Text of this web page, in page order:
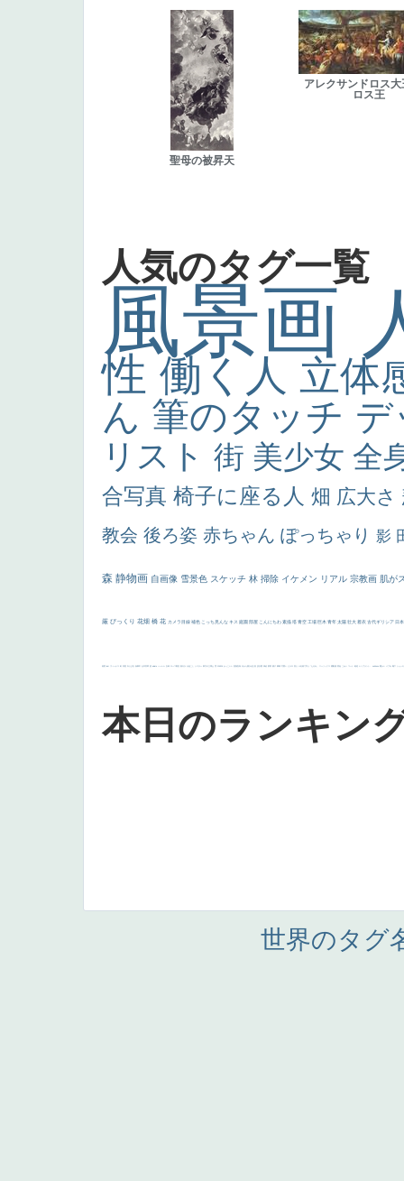
聖母の被昇天
アレクサンドロス大
ロス王
人気のタグ一覧
風景画
性 働く人 立体
ん 筆のタッチ
リスト 街 美少女 全
合写真 椅子に座る人 畑 広大さ
教会 後ろ姿 赤ちゃん ぽっちゃり 影
森 静物画 自画像 雪景色 スケッチ 林 掃除 イケメン リアル 宗教画 肌が
厳 びっくり 花畑 橋 花 カメラ目線 補色 こっち見んな キス 庭園 部屋 こんにちわ 素描 塔 青空 工場 巨木 青年 太陽 壮大 着衣 古代ギリシア 日
画質 last ヴィーナス 剣 白人少女 食事中 山本芳翠 麦 alciato ハーレム 女神 ローマ教皇 奥行き 火起こし シスター 東方の三博士 114514 かっこいい 受胎告知 天から覗き込む顔 設計図 挿絵 群衆 親子 裸婦 可愛い ピサロ ＃名画で学ぶ「たるみ」 ニーソックス 躍動感 黄色 こわい コート 畦道 レンブラント・ sekkusu 暖かい バブみ 靴下 ショッ
本日のランキン
世界のタグ